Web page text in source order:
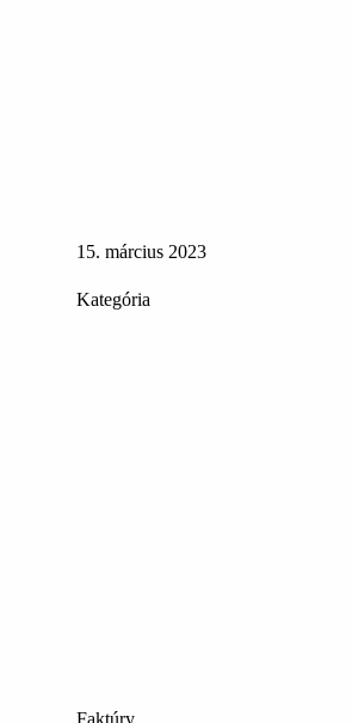
15. március 2023
Kategória
Faktúry